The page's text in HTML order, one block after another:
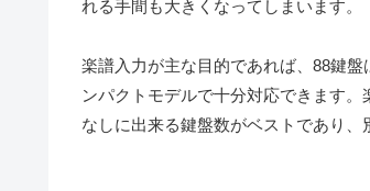
れる手間も大きくなってしまいます。
楽譜入力が主な目的であれば、88鍵
ンパクトモデルで十分対応できます
なしに出来る鍵盤数がベストであり、